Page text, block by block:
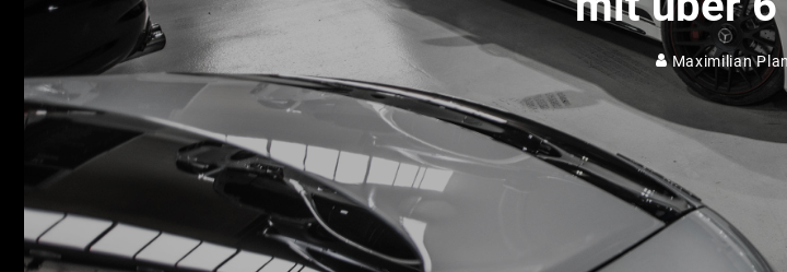
Maximilian